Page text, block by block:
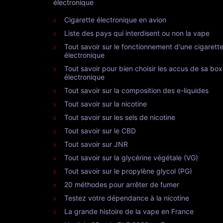
électronique
Cigarette électronique en avion
Liste des pays qui interdisent ou non la vape
Tout savoir sur le fonctionnement d'une cigarette
électronique
Tout savoir pour bien choisir les accus de sa box
électronique
Tout savoir sur la composition des e-liquides
Tout savoir sur la nicotine
Tout savoir sur les sels de nicotine
Tout savoir sur le CBD
Tout savoir sur JNR
Tout savoir sur la glycérine végétale (VG)
Tout savoir sur le propylène glycol (PG)
20 méthodes pour arrêter de fumer
Testez votre dépendance à la nicotine
La grande histoire de la vape en France